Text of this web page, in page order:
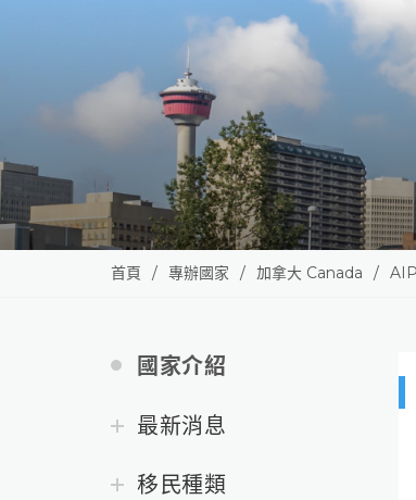
首頁 專辦國家 加拿大 Canada
國家介紹
最新消息
移民種類